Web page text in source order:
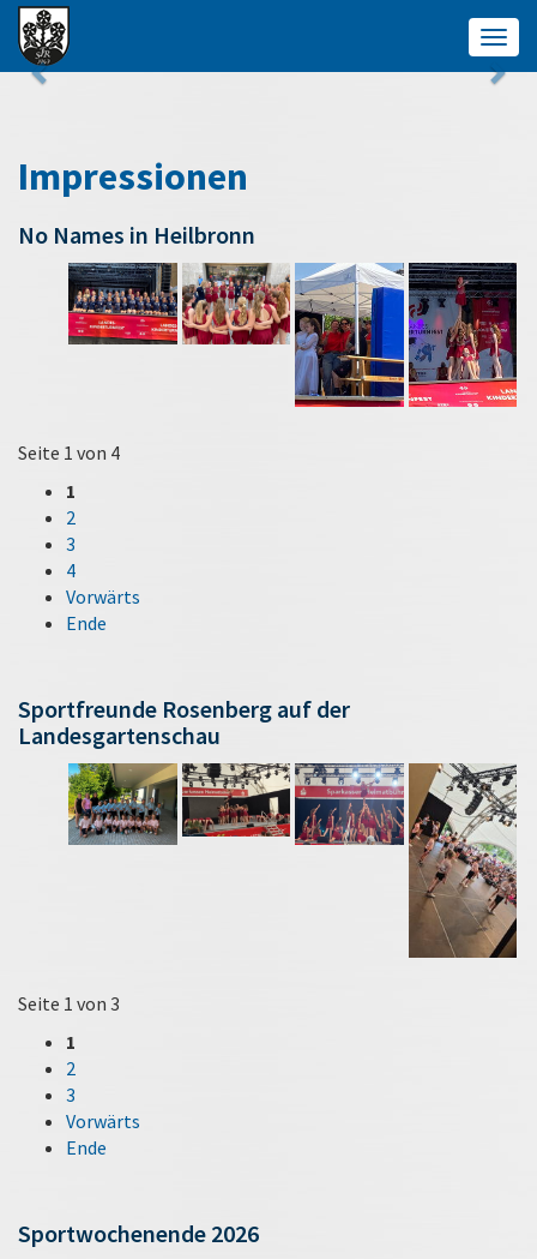
Impressionen
No Names in Heilbronn
Seite 1 von 4
1
2
3
4
Vorwärts
Ende
Sportfreunde Rosenberg auf der
Landesgartenschau
Seite 1 von 3
1
2
3
Vorwärts
Ende
Sportwochenende 2026